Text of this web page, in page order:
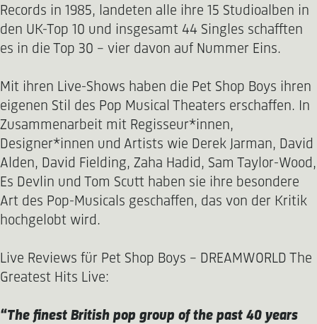
Records in 1985, landeten alle ihre 15 Studioalben in
den UK-Top 10 und insgesamt 44 Singles schafften
es in die Top 30 - vier davon auf Nummer Eins.
Mit ihren Live-Shows haben die Pet Shop Boys ihren
eigenen Stil des Pop Musical Theaters erschaffen. In
Zusammenarbeit mit Regisseur*innen,
Designer*innen und Artists wie Derek Jarman, David
Alden, David Fielding, Zaha Hadid, Sam Taylor-Wood,
Es Devlin und Tom Scutt haben sie ihre besondere
Art des Pop-Musicals geschaffen, das von der Kritik
hochgelobt wird.
Live Reviews für Pet Shop Boys – DREAMWORLD The
Greatest Hits Live:
“The finest British pop group of the past 40 years